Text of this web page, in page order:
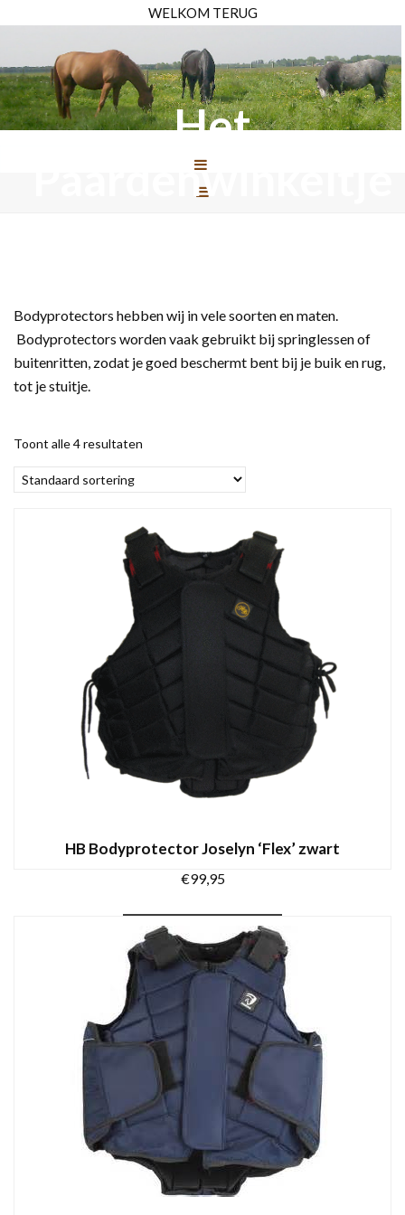
WELKOM TERUG
Het
Paardenwinkeltje
Bodyprotectors hebben wij in vele soorten en maten.
Bodyprotectors worden vaak gebruikt bij springlessen of
buitenritten, zodat je goed beschermt bent bij je buik en rug,
tot je stuitje.
Toont alle 4 resultaten
HB Bodyprotector Joselyn ‘Flex’ zwart
€99,95
OPTIES SELECTEREN
Dit
product
heeft
meerdere
variaties.
Deze
gekozen
worden
op